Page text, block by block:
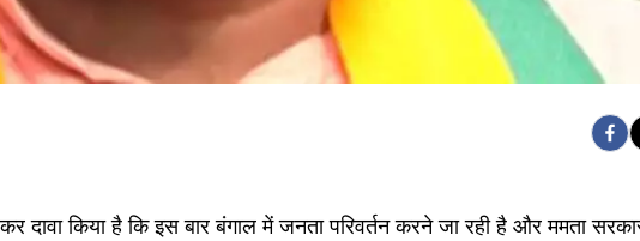
दावा किया है कि इस बार बंगाल में जनता परिवर्तन करने जा रही है और ममता